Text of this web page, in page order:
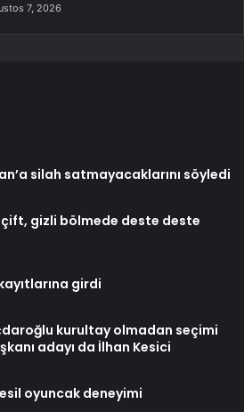
7, 2026
silah satmayacaklarını söyledi
gizli bölmede deste deste
girdi
kurultay olmadan seçimi
adayı da İlhan Kesici
oyuncak deneyimi